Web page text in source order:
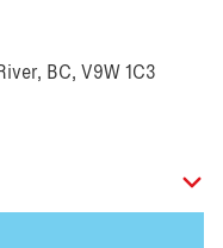
BC, V9W 1C3